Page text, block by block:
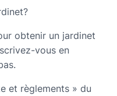
obtenir un jardinet
vous en
et règlements » du